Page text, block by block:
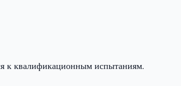
к квалификационным испытаниям.